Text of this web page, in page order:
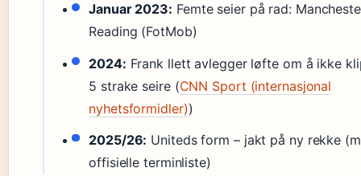
Januar 2023: Femte seier på rad:
Reading (FotMob)
2024: Frank llett avlegger løfte om å ikke
5 strake seire (CNN Sport (internasjonal
nyhetsformidler))
2025/26: Uniteds form – jakt på ny rekke
offisielle terminliste)